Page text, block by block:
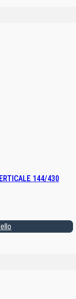
144/430